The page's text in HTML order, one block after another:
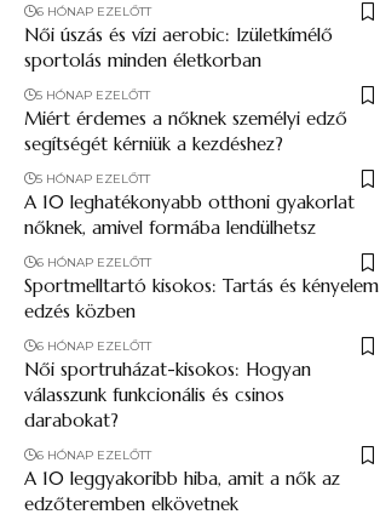
6 HÓNAP EZELŐTT
Női úszás és vízi aerobic: Izületkímélő
sportolás minden életkorban
5 HÓNAP EZELŐTT
Miért érdemes a nőknek személyi edző
segítségét kérniük a kezdéshez?
5 HÓNAP EZELŐTT
A 10 leghatékonyabb otthoni gyakorlat
nőknek, amivel formába lendülhetsz
6 HÓNAP EZELŐTT
Sportmelltartó kisokos: Tartás és kényelem
edzés közben
6 HÓNAP EZELŐTT
Női sportruházat-kisokos: Hogyan
válasszunk funkcionális és csinos
darabokat?
6 HÓNAP EZELŐTT
A 10 leggyakoribb hiba, amit a nők az
edzőteremben elkövetnek